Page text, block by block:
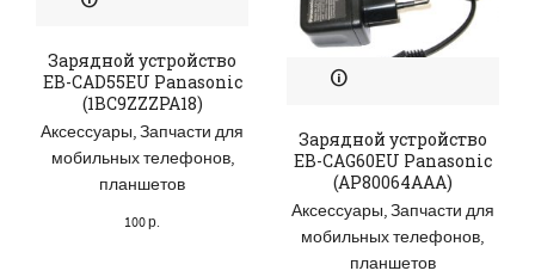
Зарядной устройство
EB-CAD55EU Panasonic
(1BC9ZZZPA18)
Аксессуары,Запчасти для
мобильных телефонов,
планшетов
100р.
Зарядной устройство
EB-CAG60EU Panasonic
(AP80064AAA)
Аксессуары,Запчасти для
мобильных телефонов,
планшетов